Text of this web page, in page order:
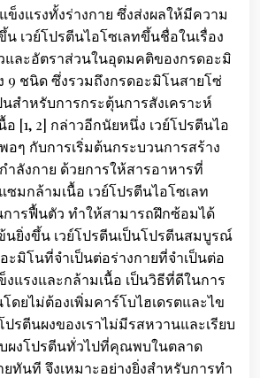
ข็งแรงทั้งร่างกาย ซึ่งส่งผลให้มีความ
เวย์โปรตีนไอโซเลทขึ้นชื่อในเรื่อง
และอัตราส่วนในอุดมคติของกรดอะมิ
9 ชนิด ซึ่งรวมถึงกรดอะมิโนสายโซ่
นสำหรับการกระตุ้นการสังเคราะห์
[1, 2] กล่าวอีกนัยหนึ่ง เวย์โปรตีนไอ
อๆ กับการเริ่มต้นกระบวนการสร้าง
ำลังกาย ด้วยการให้สารอาหารที่
มกล้ามเนื้อ เวย์โปรตีนไอโซเลท
การฟื้นตัว ทำให้สามารถฝึกซ้อมได้
นยิ่งขึ้น เวย์โปรตีนเป็นโปรตีนสมบูรณ์
มิโนที่จำเป็นต่อร่างกายที่จำเป็นต่อ
แรงและกล้ามเนื้อ เป็นวิธีที่ดีในการ
ดยไม่ต้องเพิ่มคาร์โบไฮเดรตและไข
ปรตีนผงของเราไม่มีรสหวานและเรียบ
ผงโปรตีนทั่วไปที่คุณพบในตลาด
ทันที จึงเหมาะอย่างยิ่งสำหรับการทำ